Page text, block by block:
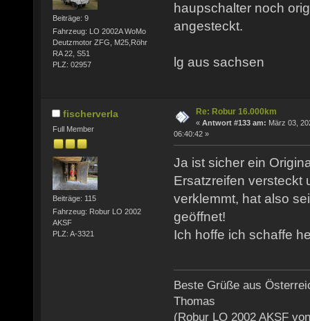
Beiträge: 9
Fahrzeug: LO 2002A WoMo
Deutzmotor ZFG, M25,Röhr
RA 22, S51
PLZ: 02957
haupschalter noch
angesteckt.
lg aus sachsen
fischerverla
Full Member
Beiträge: 115
Fahrzeug: Robur LO 2002
AKSF
PLZ: A-3321
Re: Robur 16.000km
« Antwort #133 am: März 03,
06:40:42 »
Ja ist sicher ein
Ersatzreifen versteckt
verklemmt, hat also
geöffnet!
Ich hoffe ich schaffe
Beste Grüße aus
Thomas
(Robur LO 2002 AKSF